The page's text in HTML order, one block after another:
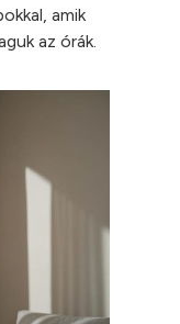
amik
az órák.